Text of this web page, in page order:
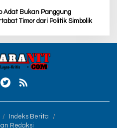
Adat Bukan Panggung
Timor dari Politik Simbolik
Indeks Berita
Redaksi